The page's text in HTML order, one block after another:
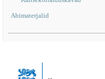
Abimaterjalid